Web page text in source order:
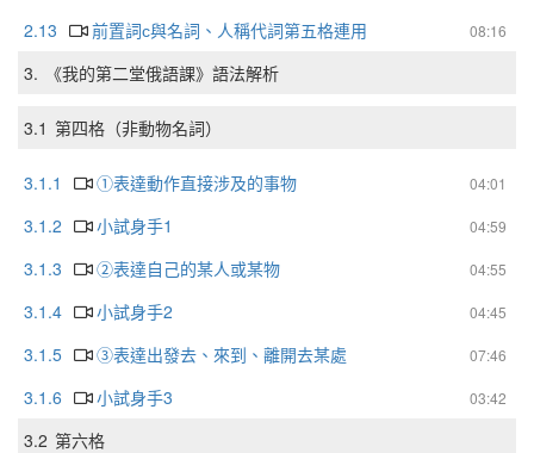
2.13
08:16
前置詞с與名詞、人稱代詞第五格連用
3.
《我的第二堂俄語課》語法解析
3.1 第四格（非動物名詞）
3.1.1 04:01
①表達動作直接涉及的事物
3.1.2
04:59
小試身手1
3.1.3
04:55
②表達自己的某人或某物
3.1.4
04:45
小試身手2
3.1.5
07:46
③表達出發去、來到、離開去某處
3.1.6
03:42
小試身手3
3.2 第六格